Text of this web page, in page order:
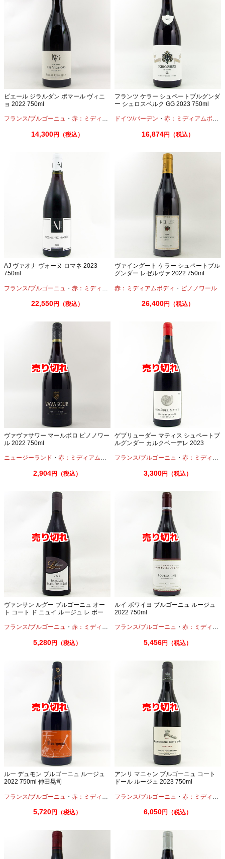
ピエール ジラルダン ポマール ヴィニ
ョ 2022 750ml
フランス/ブルゴーニュ ・ 赤：ミディアムボディ ・ピノノワール
14,300円（税込）
フランツ ケラー シュペートブルグンダ
ー シュロスベルク GG 2023 750ml
ドイツ/バーデン ・赤：ミディアムボディ
16,874円（税込）
AJ ヴァオナ ヴォーヌ ロマネ 2023
750ml
フランス/ブルゴーニュ ・ 赤：ミディアムボディ ・ピノノワール
22,550円（税込）
ヴァイングート ケラー シュペートブル
グンダー レゼルヴァ 2022 750ml
赤：ミディアムボディ ・ ピノノワール
26,400円（税込）
ヴァヴァサワー マールボロ ピノノワー
ル 2022 750ml
ニュージーランド ・ 赤：ミディアムボディ ・ピノノワール
2,904円（税込）
ゲブリューダー マティス シュペートブ
ルグンダー カルクベーデレ 2023
フランス/ブルゴーニュ ・赤：ミディアムボディ
3,300円（税込）
ヴァンサン ルグー ブルゴーニュ オー
ト コート ド ニュイ ルージュ レ ボー
フランス/ブルゴーニュ ・ 赤：ミディアムボディ ・ピノノワール
5,280円（税込）
ルイ ボワイヨ ブルゴーニュ ルージュ
2022 750ml
フランス/ブルゴーニュ ・赤：ミディアムボディ
5,456円（税込）
ルー デュモン ブルゴーニュ ルージュ
2022 750ml 仲田晃司
フランス/ブルゴーニュ ・ 赤：ミディアムボディ ・ピノノワール
5,720円（税込）
アンリ マニャン ブルゴーニュ コート
ドール ルージュ 2023 750ml
フランス/ブルゴーニュ ・赤：ミディアムボディ
6,050円（税込）